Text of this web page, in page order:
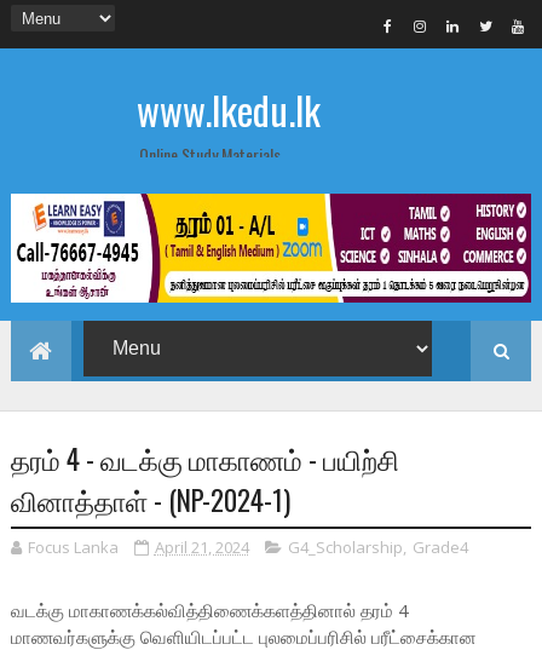
www.lkedu.lk
Online Study Materials
தரம் 4 - வடக்கு மாகாணம் - பயிற்சி
வினாத்தாள் - (NP-2024-1)
Focus Lanka April 21, 2024 G4_Scholarship, Grade4
வடக்கு மாகாணக்கல்வித்திணைக்களத்தினால் தரம் 4
மாணவர்களுக்கு வெளியிடப்பட்ட புலமைப்பரிசில் பரீட்சைக்கான